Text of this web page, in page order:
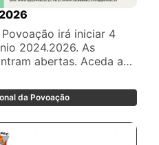
irá iniciar 4
2024.2026. As
abertas. Aceda a
d/e/
da Povoação